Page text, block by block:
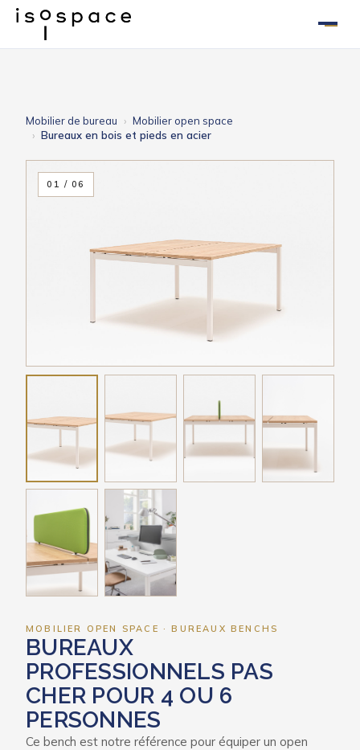
Mobilier de bureau
Mobilier open space
Bureaux en bois et pieds en acier
01 / 06
MOBILIER OPEN SPACE · BUREAUX BENCHS
BUREAUX
PROFESSIONNELS PAS
CHER POUR 4 OU 6
PERSONNES
Ce bench est notre référence pour équiper un open